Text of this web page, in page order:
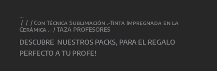
/ / / Con Técnica Sublimación .-Tinta Impregnada en la
Cerámica .- / TAZA PROFESORES
DESCUBRE NUESTROS PACKS, PARA EL REGALO
PERFECTO A TU PROFE!